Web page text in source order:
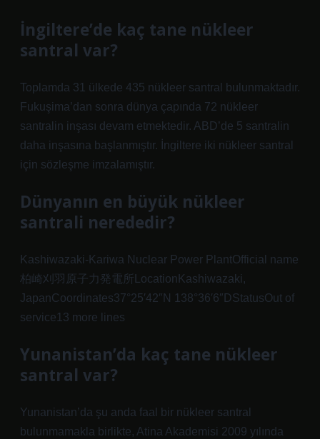
İngiltere’de kaç tane nükleer
santral var?
Toplamda 31 ülkede 435 nükleer santral bulunmaktadır.
Fukuşima’dan sonra dünya çapında 72 nükleer
santralin inşası devam etmektedir. ABD’de 5 santralin
daha inşasına başlanmıştır. İngiltere iki nükleer santral
için sözleşme imzalamıştır.
Dünyanın en büyük nükleer
santrali nerededir?
Kashiwazaki-Kariwa Nuclear Power PlantOfficial name
柏崎刈羽原子力発電所LocationKashiwazaki,
JapanCoordinates37°25′42″N 138°36′6″DStatusOut of
service13 more lines
Yunanistan’da kaç tane nükleer
santral var?
Yunanistan’da şu anda faal bir nükleer santral
bulunmamakla birlikte, Atina Akademisi 2009 yılında